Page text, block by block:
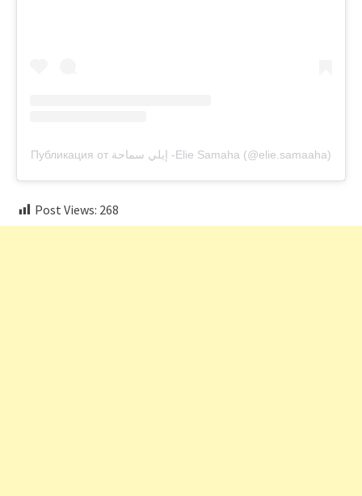
Публикация от إيلي سماحة -Elie Samaha (@elie.samaaha)
Post Views: 268